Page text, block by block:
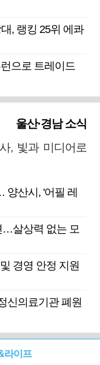
, 랭킹 25위 에콰
으로 트레이드
울산·경남 소식
, 빛과 미디어로
산시, '어필 레
…살상력 없는 모
경영 안정 지원
신의료기관 폐원
라이프